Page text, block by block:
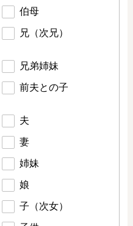
伯母
兄（次兄）
兄弟姉妹
前夫との子
夫
妻
姉妹
娘
子（次女）